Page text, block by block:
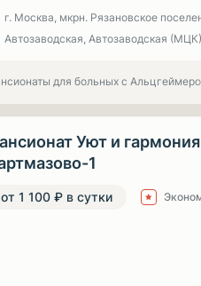
г. Москва, мкрн. Рязановское
Автозаводская, Автозаводская
для больных с
Уют и
1
от 1 100 ₽ в сутки